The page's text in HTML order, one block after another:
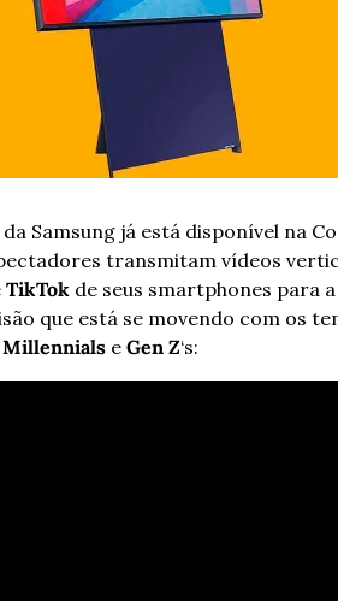
da Samsung já está disponível na
transmitam vídeos
TikTok de seus smartphones para
que está se movendo com os
Millennials e Gen Z‘s: